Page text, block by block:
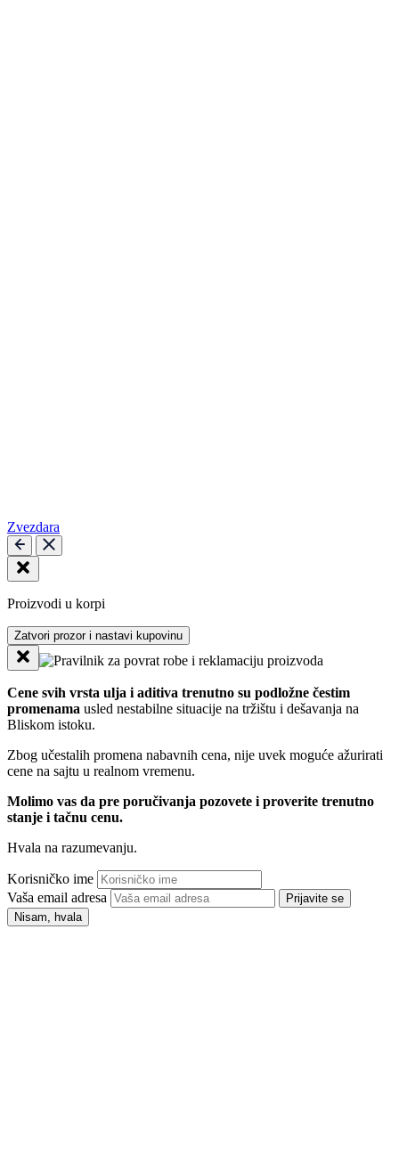
Zvezdara
Proizvodi u korpi
Zatvori prozor i nastavi kupovinu
Cene svih vrsta ulja i aditiva trenutno su podložne čestim
promenama usled nestabilne situacije na tržištu i dešavanja na
Bliskom istoku.
Zbog učestalih promena nabavnih cena, nije uvek moguće ažurirati
cene na sajtu u realnom vremenu.
Molimo vas da pre poručivanja pozovete i proverite trenutno
stanje i tačnu cenu.
Hvala na razumevanju.
Korisničko ime
Vaša email adresa
Prijavite se
Nisam, hvala